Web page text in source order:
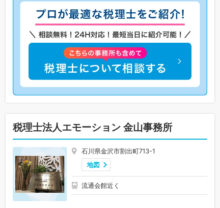
税理士法人エモーション 金山事務所
石川県金沢市割出町713-1
地図
流通会館近く